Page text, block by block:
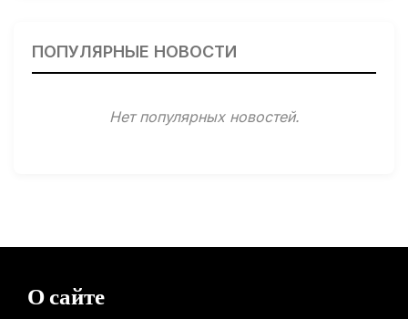
31.01.2026
мобильных телефонов на здоровье
перемещаться между этажами
ПОПУЛЯРНЫЕ НОВОСТИ
Нет популярных новостей.
О сайте